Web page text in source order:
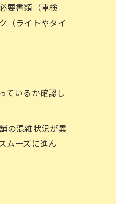
要書類（車検
（ライトやタイ
ているか確認し
の混雑状況が異
ムーズに進ん